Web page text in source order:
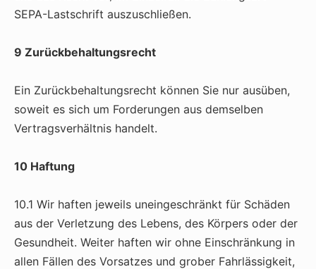
SEPA-Lastschrift auszuschließen.
9 Zurückbehaltungsrecht
Ein Zurückbehaltungsrecht können Sie nur ausüben,
soweit es sich um Forderungen aus demselben
Vertragsverhältnis handelt.
10 Haftung
10.1 Wir haften jeweils uneingeschränkt für Schäden
aus der Verletzung des Lebens, des Körpers oder der
Gesundheit. Weiter haften wir ohne Einschränkung in
allen Fällen des Vorsatzes und grober Fahrlässigkeit,